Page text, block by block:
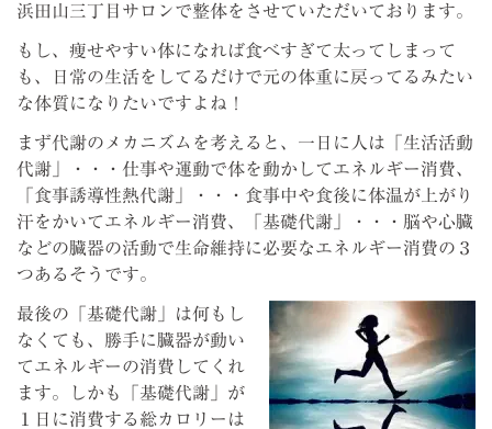
浜田山三丁目サロンで整体をさせていただいております。
もし、痩せやすい体になれば食べすぎて太ってしまって
も、日常の生活をしてるだけで元の体重に戻ってるみたい
な体質になりたいですよね！
まず代謝のメカニズムを考えると、一日に人は「生活活動
代謝」・・・仕事や運動で体を動かしてエネルギー消費、
「食事誘導性熱代謝」・・・食事中や食後に体温が上がり
汗をかいてエネルギー消費、「基礎代謝」・・・脳や心臓
などの臓器の活動で生命維持に必要なエネルギー消費の３
つあるそうです。
最後の「基礎代謝」は何もし
なくても、勝手に臓器が動い
てエネルギーの消費してくれ
ます。しかも「基礎代謝」が
１日に消費する総カロリーは